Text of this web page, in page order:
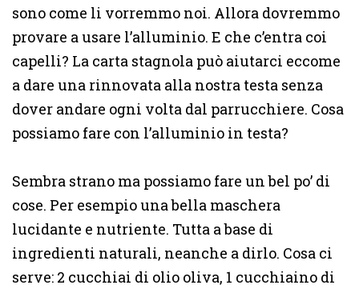
sono come li vorremmo noi. Allora dovremmo
provare a usare l’alluminio. E che c’entra coi
capelli? La carta stagnola può aiutarci eccome
a dare una rinnovata alla nostra testa senza
dover andare ogni volta dal parrucchiere. Cosa
possiamo fare con l’alluminio in testa?
Sembra strano ma possiamo fare un bel po’ di
cose. Per esempio una bella maschera
lucidante e nutriente. Tutta a base di
ingredienti naturali, neanche a dirlo. Cosa ci
serve: 2 cucchiai di olio oliva, 1 cucchiaino di